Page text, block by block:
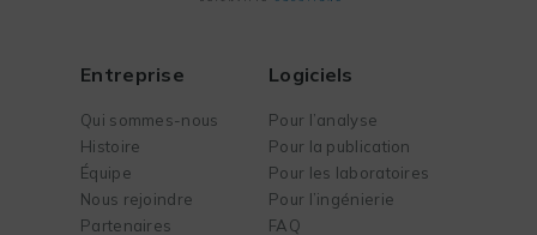
Entreprise
Qui sommes-nous
Histoire
Équipe
Nous rejoindre
Partenaires
Logiciels
Pour l’analyse
Pour la publication
Pour les laboratoires
Pour l’ingénierie
FAQ